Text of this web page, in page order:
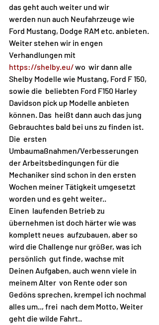
das geht auch weiter und wir
werden nun auch Neufahrzeuge wie
Ford Mustang, Dodge RAM etc. anbieten.
Weiter stehen wir in engen
Verhandlungen mit
https://shelby.eu/ wo  wir dann alle
Shelby Modelle wie Mustang, Ford F 150,
sowie die  beliebten Ford F150 Harley
Davidson pick up Modelle anbieten
können. Das  heißt dann auch das jung
Gebrauchtes bald bei uns zu finden ist.
Die  ersten
Umbaumaßnahmen/Verbesserungen
der Arbeitsbedingungen für die
Mechaniker sind schon in den ersten
Wochen meiner Tätigkeit umgesetzt
worden und es geht weiter..
Einen  laufenden Betrieb zu
übernehmen ist doch härter wie was
komplett neues  aufzubauen, aber so
wird die Challenge nur größer, was ich
persönlich  gut finde, wachse mit
Deinen Aufgaben, auch wenn viele in
meinem Alter  von Rente oder son
Gedöns sprechen, krempel ich nochmal
alles um.., frei  nach dem Motto, Weiter
geht die wilde Fahrt..